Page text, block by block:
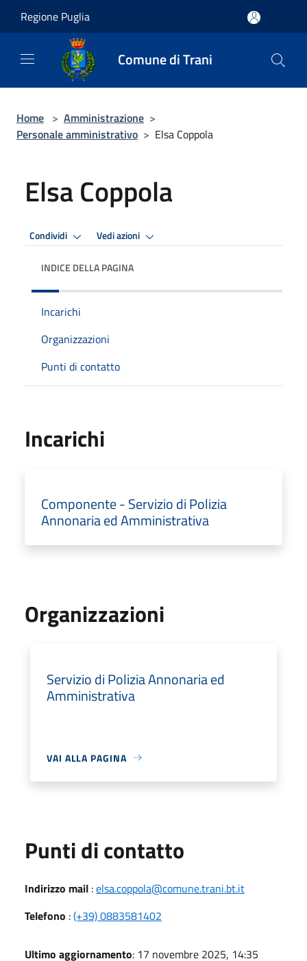
Regione Puglia
Comune di Trani
Home > Amministrazione >
Personale amministrativo > Elsa Coppola
Elsa Coppola
Condividi Vedi azioni
INDICE DELLA PAGINA
Incarichi
Organizzazioni
Punti di contatto
Incarichi
Componente - Servizio di Polizia
Annonaria ed Amministrativa
Organizzazioni
Servizio di Polizia Annonaria ed
Amministrativa
VAI ALLA PAGINA
Punti di contatto
Indirizzo mail :elsa.coppola@comune.trani.bt.it
Telefono :(+39) 0883581402
Ultimo aggiornamento: 17 novembre 2025, 14:35